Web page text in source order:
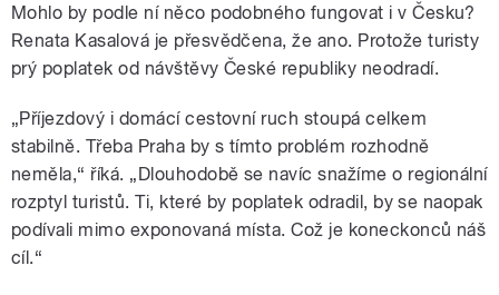
Mohlo by podle ní něco podobného fungovat i v Česku?
Renata Kasalová je přesvědčena, že ano. Protože turisty
prý poplatek od návštěvy České republiky neodradí.
„Příjezdový i domácí cestovní ruch stoupá celkem
stabilně. Třeba Praha by s tímto problém rozhodně
neměla,“ říká. „Dlouhodobě se navíc snažíme o regionální
rozptyl turistů. Ti, které by poplatek odradil, by se naopak
podívali mimo exponovaná místa. Což je koneckonců náš
cíl.“